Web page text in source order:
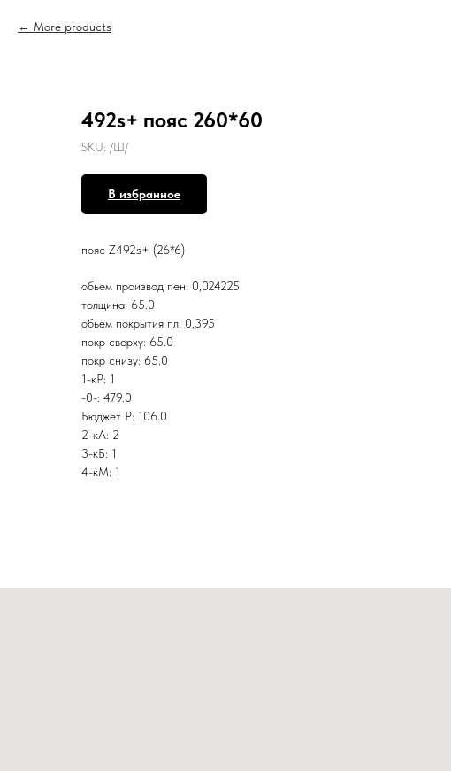
More products
492s+ пояс 260*60
SKU: /Ш/
В избранное
пояс Z492s+ (26*6)
обьем производ пен: 0,024225
толщина: 65.0
обьем покрытия пл: 0,395
покр сверху: 65.0
покр снизу: 65.0
1-кР: 1
-0-: 479.0
Бюджет Р: 106.0
2-кА: 2
3-кБ: 1
4-кМ: 1